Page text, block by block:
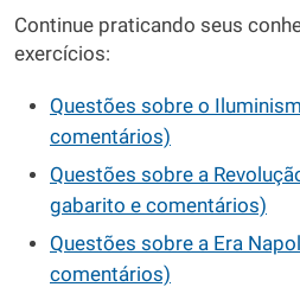
Continue praticando seus
exercícios:
Questões sobre o
comentários)
Questões sobre a
gabarito e comentários)
Questões sobre a Era
comentários)